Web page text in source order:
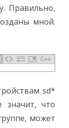
Правильно,
мной.
C++
sd*
значит, что
может